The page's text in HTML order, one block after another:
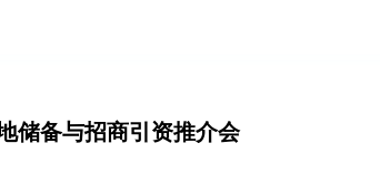
储备与招商引资推介会